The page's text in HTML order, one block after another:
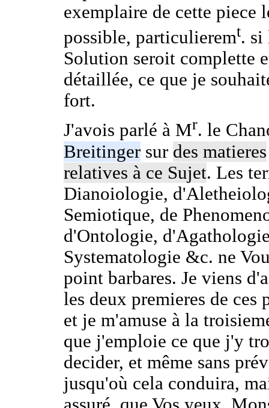
exemplaire de cette piece
possible, particulieremt. si
Solution seroit complette
détaillée, ce que je
fort.
J'avois parlé à Mr. le
Breitinger sur des matieres
relatives à ce Sujet. Les
Dianoiologie,
Semiotique, de
d'Ontologie,
Systematologie &c. ne
point barbares. Je viens
les deux premieres de ces
et je m'amuse à la
que j'emploie ce que j'y
decider, et même sans
jusqu'où cela conduira,